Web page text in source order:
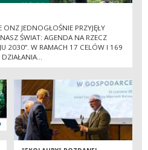
JEDNOGŁOŚNIE PRZYJĘŁY
ŚWIAT: AGENDA NA RZECZ
2030”. W RAMACH 17 CELÓW I 169